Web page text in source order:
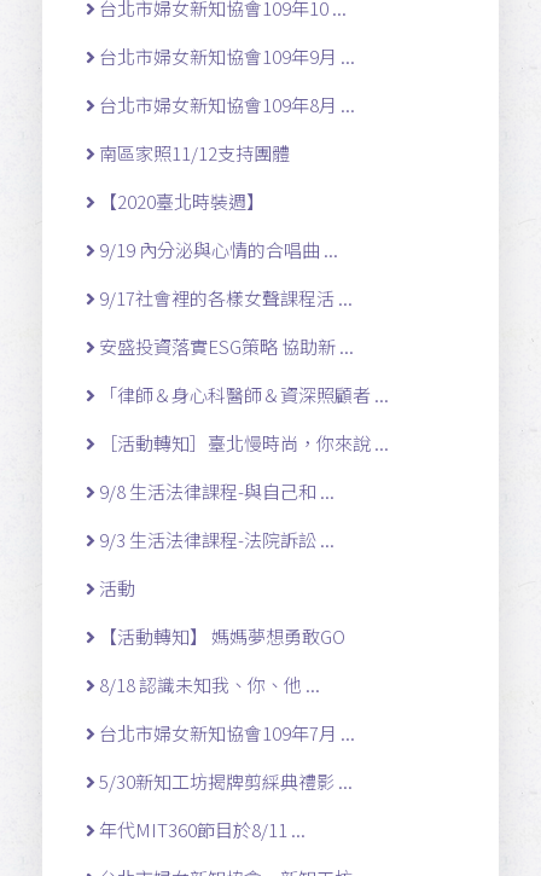
台北市婦女新知協會109年10 ...
台北市婦女新知協會109年9月 ...
台北市婦女新知協會109年8月 ...
南區家照11/12支持團體
【2020臺北時裝週】
9/19 內分泌與心情的合唱曲 ...
9/17社會裡的各樣女聲課程活 ...
安盛投資落實ESG策略 協助新 ...
「律師＆身心科醫師＆資深照顧者 ...
［活動轉知］臺北慢時尚，你來說 ...
9/8 生活法律課程-與自己和 ...
9/3 生活法律課程-法院訴訟 ...
活動
【活動轉知】 媽媽夢想勇敢GO
8/18 認識未知我、你、他 ...
台北市婦女新知協會109年7月 ...
5/30新知工坊揭牌剪綵典禮影 ...
年代MIT360節目於8/11 ...